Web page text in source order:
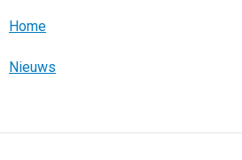
Home
Nieuws